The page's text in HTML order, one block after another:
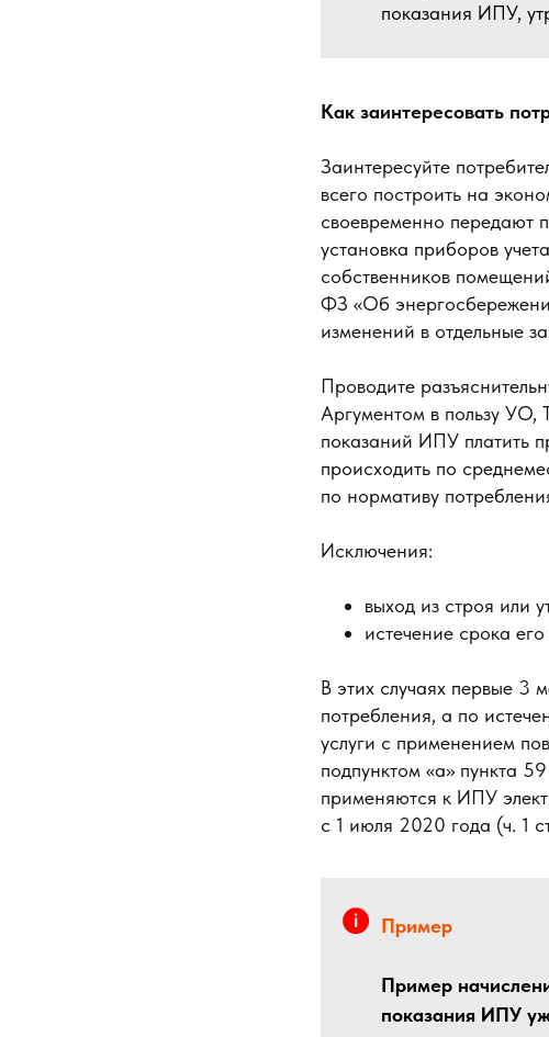
показания ИПУ,
Как заинтересовать
Заинтересуйте
всего построить на
своевременно передают
установка приборов
собственников
ФЗ «Об
изменений в отдельные
Проводите
Аргументом в пользу
показаний ИПУ платить
происходить по
по нормативу
Исключения:
выход из строя или
истечение срока
В этих случаях первые 3
потребления, а по
услуги с применением
подпунктом «а» пункта
применяются к ИПУ
с 1 июля 2020 года (ч. 1
Пример
Пример
показания ИПУ